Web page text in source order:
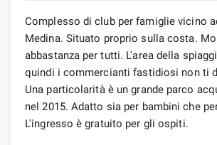
Complesso di club per famiglie vicino
Medina. Situato proprio sulla costa.
abbastanza per tutti. L'area della
quindi i commercianti fastidiosi non ti
Una particolarità è un grande parco
nel 2015. Adatto sia per bambini che
L'ingresso è gratuito per gli ospiti.